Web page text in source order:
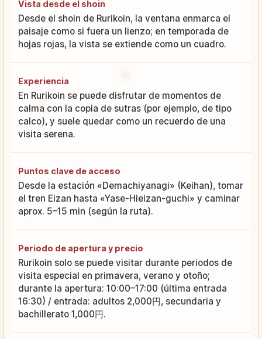
Vista desde el shoin
Desde el shoin de Rurikoin, la ventana enmarca el
paisaje como si fuera un lienzo; en temporada de
hojas rojas, la vista se extiende como un cuadro.
Experiencia
En Rurikoin se puede disfrutar de momentos de
calma con la copia de sutras (por ejemplo, de tipo
calco), y suele quedar como un recuerdo de una
visita serena.
Puntos clave de acceso
Desde la estación «Demachiyanagi» (Keihan), tomar
el tren Eizan hasta «Yase-Hieizan-guchi» y caminar
aprox. 5–15 min (según la ruta).
Periodo de apertura y precio
Rurikoin solo se puede visitar durante periodos de
visita especial en primavera, verano y otoño;
durante la apertura: 10:00–17:00 (última entrada
16:30) / entrada: adultos 2,000円, secundaria y
bachillerato 1,000円.